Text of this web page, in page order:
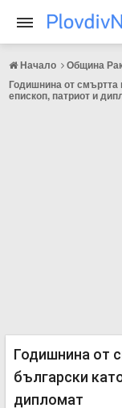
Начало
Община
Годишнина от смъртта
епископ, патриот и
Годишнина от
български
дипломат